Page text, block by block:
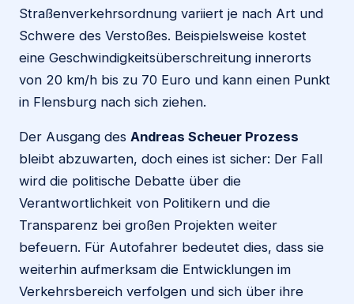
Straßenverkehrsordnung variiert je nach Art und
Schwere des Verstoßes. Beispielsweise kostet
eine Geschwindigkeitsüberschreitung innerorts
von 20 km/h bis zu 70 Euro und kann einen Punkt
in Flensburg nach sich ziehen.
Der Ausgang des Andreas Scheuer Prozess
bleibt abzuwarten, doch eines ist sicher: Der Fall
wird die politische Debatte über die
Verantwortlichkeit von Politikern und die
Transparenz bei großen Projekten weiter
befeuern. Für Autofahrer bedeutet dies, dass sie
weiterhin aufmerksam die Entwicklungen im
Verkehrsbereich verfolgen und sich über ihre